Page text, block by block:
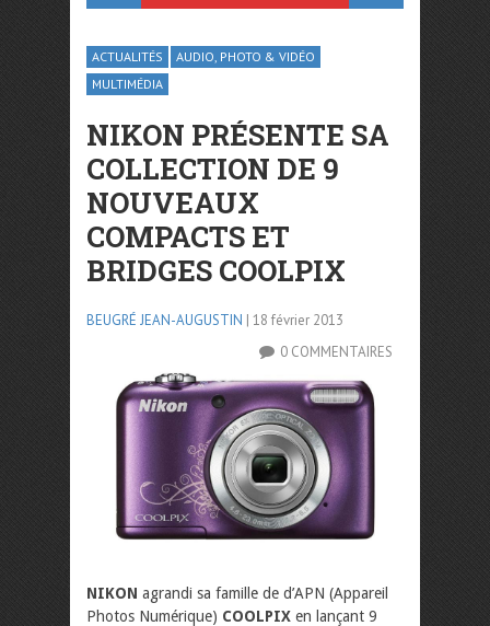
ACTUALITÉS
AUDIO, PHOTO & VIDÉO
MULTIMÉDIA
NIKON PRÉSENTE SA
COLLECTION DE 9
NOUVEAUX
COMPACTS ET
BRIDGES COOLPIX
BEUGRÉ JEAN-AUGUSTIN | 18 février 2013
0 COMMENTAIRES
NIKON agrandi sa famille de d’APN (Appareil
Photos Numérique) COOLPIX en lançant 9